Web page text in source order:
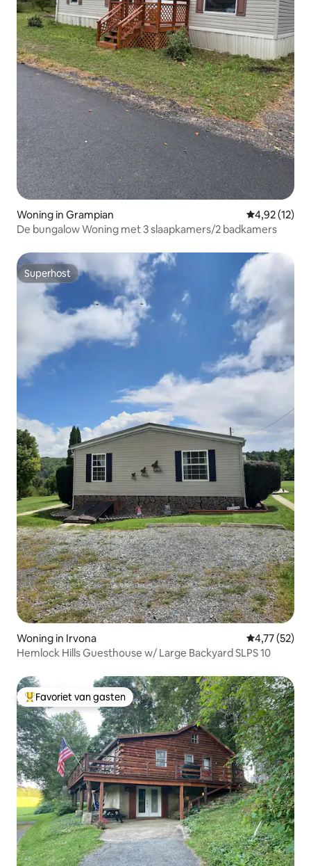
Woning in Grampian Gemiddelde
4,92 (12)
De bungalow Woning met 3 slaapkamers/2 badkamers
Superhost
Superhost
Woning in Irvona Gemiddelde
4,77 (52)
Hemlock Hills Guesthouse w/ Large Backyard SLPS 10
Topfavoriet van gasten
Favoriet van gasten